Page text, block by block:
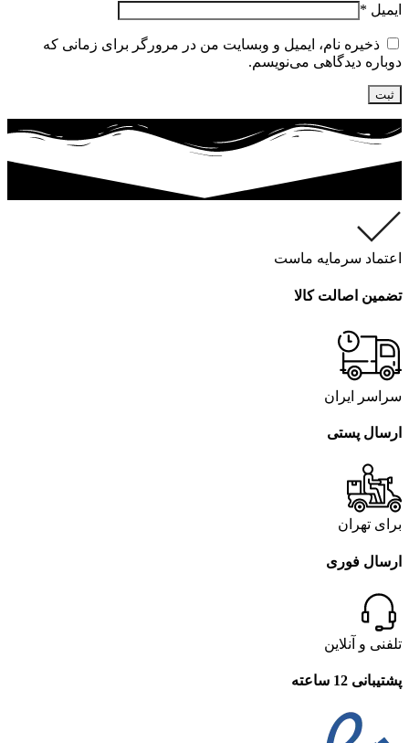
ایمیل *
ذخیره نام، ایمیل و وبسایت من در مرورگر برای زمانی که
دوباره دیدگاهی می‌نویسم.
اعتماد سرمایه ماست
تضمین اصالت کالا
سراسر ایران
ارسال پستی
برای تهران
ارسال فوری
تلفنی و آنلاین
پشتیبانی 12 ساعته